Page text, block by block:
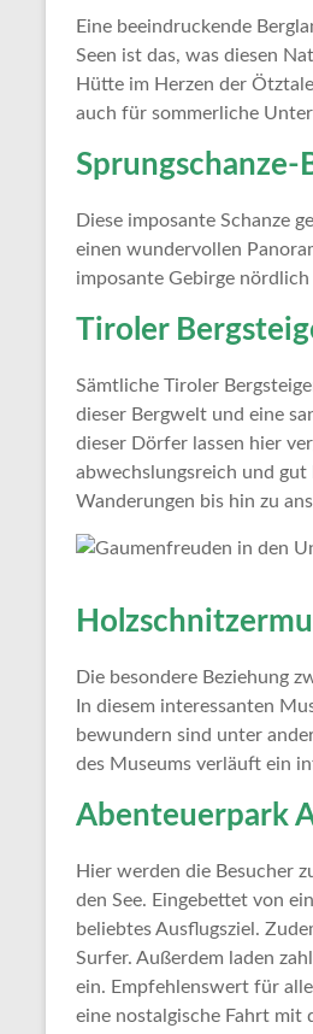
Eine beeindruckende
Seen ist das, was diesen
Hütte im Herzen der
auch für sommerliche
Sprungschanze-
Diese imposante Schanze
einen wundervollen
imposante Gebirge
Tiroler
Sämtliche Tiroler
dieser Bergwelt und eine
dieser Dörfer lassen hier
abwechslungsreich und
Wanderungen bis hin zu
Die besondere Beziehung
In diesem interessanten
bewundern sind unter
des Museums verläuft ein
Abenteuerpark
Hier werden die Besucher
den See. Eingebettet von
beliebtes Ausflugsziel.
Surfer. Außerdem laden
ein. Empfehlenswert für
eine nostalgische Fahrt mit